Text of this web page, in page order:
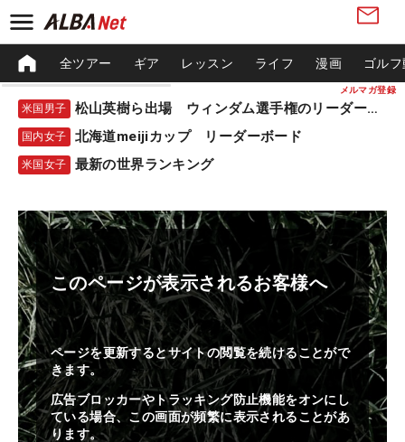
メルマガ登録
全ツアー ギア レッスン ライフ 漫画 ゴル
米国男子 松山英樹ら出場 ウィンダム選手権のリーダーボード
国内女子 北海道meijiカップ リーダーボード
米国女子 最新の世界ランキング
このページが表示されるお客様へ
ページを更新するとサイトの閲覧を続けることがで
きます。
広告ブロッカーやトラッキング防止機能をオンにし
ている場合、この画面が頻繁に表示されることがあ
ります。